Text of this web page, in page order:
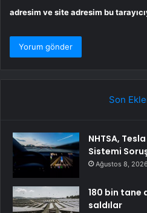
adresim ve site adresim bu
Son
NHTSA,
Sistemi
Ağustos 8, 2026
180 bin tane
saldılar